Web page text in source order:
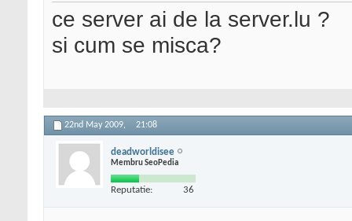
ce server ai de la server.lu ?
si cum se misca?
22nd May 2009, 21:08
deadworldisee
Membru SeoPedia
Reputatie: 36